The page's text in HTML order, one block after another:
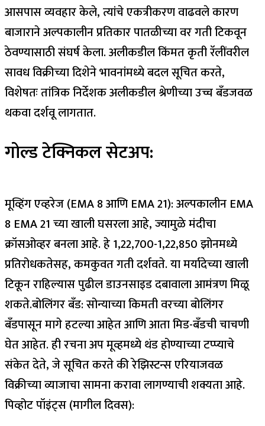
आसपास व्यवहार केले, त्यांचे एकत्रीकरण वाढवले ​​कारण
बाजाराने अल्पकालीन प्रतिकार पातळीच्या वर गती टिकवून
ठेवण्यासाठी संघर्ष केला.अलीकडील किंमत कृती रॅलींवरील
सावध विक्रीच्या दिशेने भावनांमध्ये बदल सूचित करते,
विशेषतः तांत्रिक निर्देशक अलीकडील श्रेणीच्या उच्च बँडजवळ
थकवा दर्शवू लागतात.
गोल्ड टेक्निकल सेटअप:
मूव्हिंग एव्हरेज (EMA 8 आणि EMA 21): अल्पकालीन EMA
8 EMA 21 च्या खाली घसरला आहे, ज्यामुळे मंदीचा
क्रॉसओव्हर बनला आहे. हे ₹1,22,700-₹1,22,850 झोनमध्ये
प्रतिरोधकतेसह, कमकुवत गती दर्शवते. या मर्यादेच्या खाली
टिकून राहिल्यास पुढील डाउनसाइड दबावाला आमंत्रण मिळू
शकते.बोलिंगर बँड: सोन्याच्या किमती वरच्या बोलिंगर
बँडपासून मागे हटल्या आहेत आणि आता मिड-बँडची चाचणी
घेत आहेत. ही रचना अप मूव्हमध्ये थंड होण्याच्या टप्प्याचे
संकेत देते, जे सूचित करते की रेझिस्टन्स एरियाजवळ
विक्रीच्या व्याजाचा सामना करावा लागण्याची शक्यता आहे.
पिव्होट पॉइंट्स (मागील दिवस):